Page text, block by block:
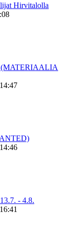
Hirvitalolla
- 4.8.